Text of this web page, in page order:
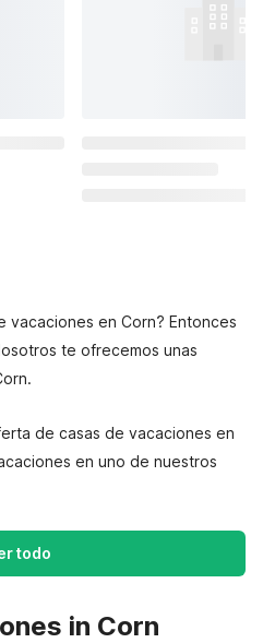
vacaciones en Corn? Entonces
te ofrecemos unas
de casas de vacaciones en
en uno de nuestros
todo
in Corn